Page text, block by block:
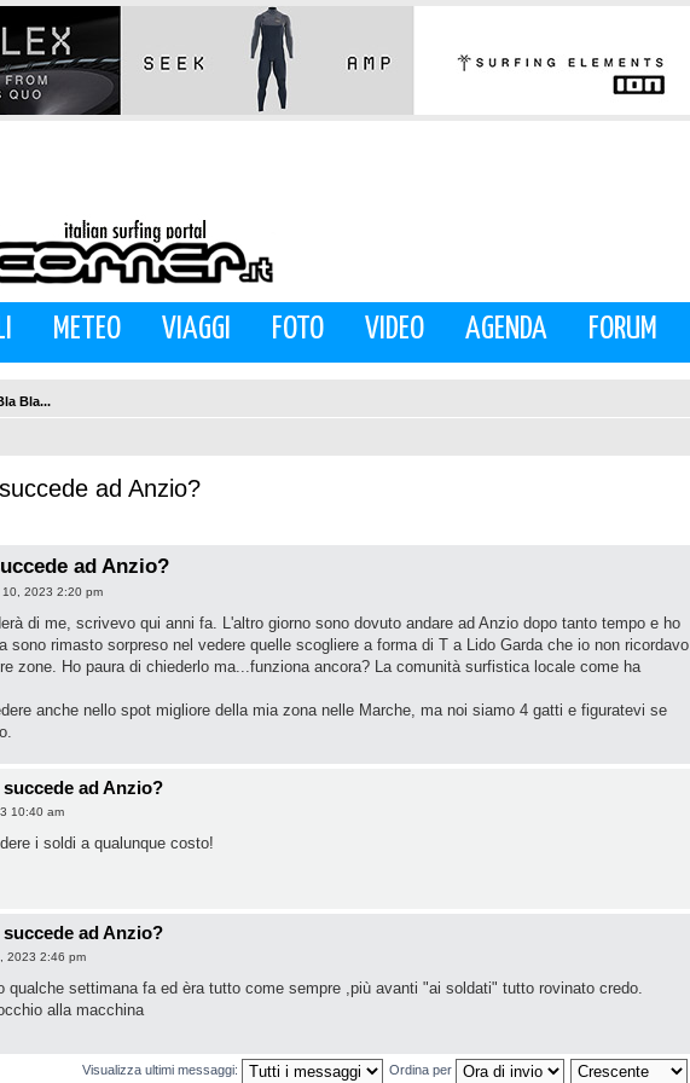
METEO VIAGGI FOTO VIDEO AGENDA FORUM
Bla...
ad Anzio?
ad Anzio?
10, 2023 2:20 pm
di me, scrivevo qui anni fa. L'altro giorno sono dovuto andare ad Anzio dopo tanto tempo e ho
sono rimasto sorpreso nel vedere quelle scogliere a forma di T a Lido Garda che io non ricordavo
zone. Ho paura di chiederlo ma...funziona ancora? La comunità surfistica locale come ha
anche nello spot migliore della mia zona nelle Marche, ma noi siamo 4 gatti e figuratevi se
ad Anzio?
10:40 am
i soldi a qualunque costo!
ad Anzio?
2023 2:46 pm
qualche settimana fa ed èra tutto come sempre ,più avanti "ai soldati" tutto rovinato credo.
alla macchina
Visualizza ultimi messaggi: Ordina per